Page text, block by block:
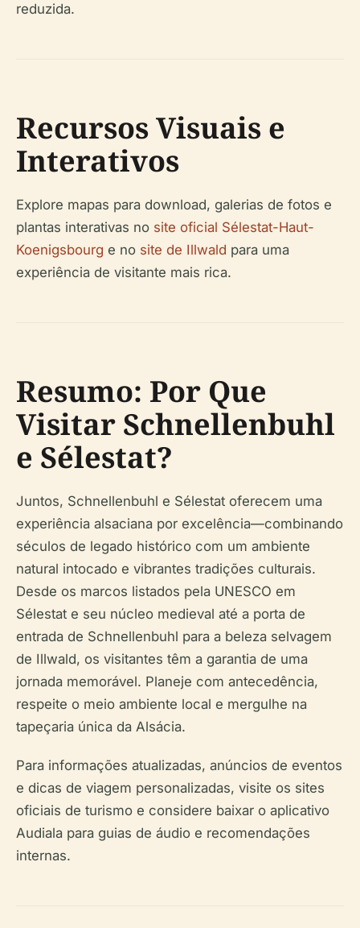
reduzida.
Recursos Visuais e
Interativos
Explore mapas para download, galerias de fotos e
plantas interativas no site oficial Sélestat-Haut-
Koenigsbourg e no site de Illwald para uma
experiência de visitante mais rica.
Resumo: Por Que
Visitar Schnellenbuhl
e Sélestat?
Juntos, Schnellenbuhl e Sélestat oferecem uma
experiência alsaciana por excelência—combinando
séculos de legado histórico com um ambiente
natural intocado e vibrantes tradições culturais.
Desde os marcos listados pela UNESCO em
Sélestat e seu núcleo medieval até a porta de
entrada de Schnellenbuhl para a beleza selvagem
de Illwald, os visitantes têm a garantia de uma
jornada memorável. Planeje com antecedência,
respeite o meio ambiente local e mergulhe na
tapeçaria única da Alsácia.
Para informações atualizadas, anúncios de eventos
e dicas de viagem personalizadas, visite os sites
oficiais de turismo e considere baixar o aplicativo
Audiala para guias de áudio e recomendações
internas.